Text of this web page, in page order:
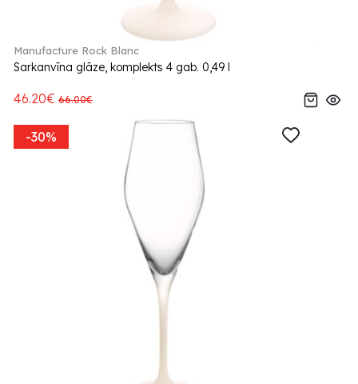
Manufacture Rock Blanc
Sarkanvīna glāze, komplekts 4 gab. 0,49 l
46.20€ 66.00€
-30%